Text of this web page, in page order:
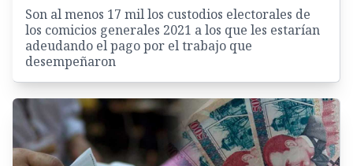
Son al menos 17 mil los custodios electorales de
los comicios generales 2021 a los que les estarían
adeudando el pago por el trabajo que
desempeñaron